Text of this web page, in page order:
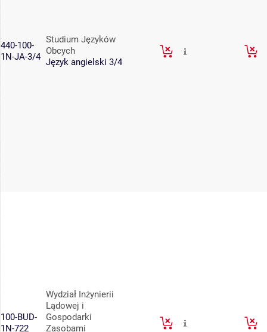
440-100-
1N-JA-3/4
Studium Języków
Obcych
Język angielski 3/4
100-BUD-
1N-722
Wydział Inżynierii
Lądowej i
Gospodarki
Zasobami